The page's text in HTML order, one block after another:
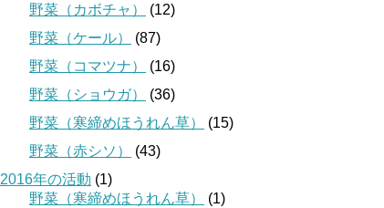
野菜（カボチャ）
(12)
野菜（ケール）
(87)
野菜（コマツナ）
(16)
野菜（ショウガ）
(36)
野菜（寒締めほうれん草）
(15)
野菜（赤シソ）
(43)
2016年の活動 (1)
野菜（寒締めほうれん草）
(1)